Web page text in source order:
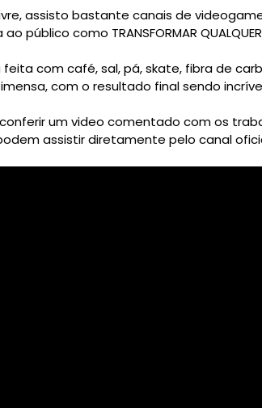
assisto bastante canais de
público como TRANSFORMAR QUALQUER
com café, sal, pá, skate, fibra de
com o resultado final sendo
um video comentado com os
assistir diretamente pelo canal